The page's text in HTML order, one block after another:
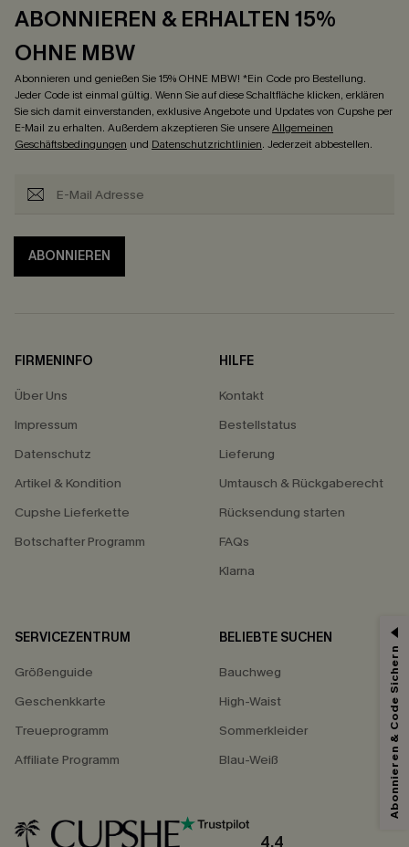
ABONNIEREN & ERHALTEN 15%
OHNE MBW
Abonnieren und genießen Sie 15% OHNE MBW! *Ein Code pro Bestellung.
Jeder Code ist einmal gültig. Wenn Sie auf diese Schaltfläche klicken, erklären
Sie sich damit einverstanden, exklusive Angebote und Updates von Cupshe per
E-Mail zu erhalten. Außerdem akzeptieren Sie unsereAllgemeinen
Geschäftsbedingungen und Datenschutzrichtlinien. Jederzeit abbestellen.
ABONNIEREN
FIRMENINFO
Über Uns
Impressum
Datenschutz
Artikel & Kondition
Cupshe Lieferkette
Botschafter Programm
HILFE
Kontakt
Bestellstatus
Lieferung
Umtausch & Rückgaberecht
Rücksendung starten
FAQs
Klarna
SERVICEZENTRUM
Größenguide
Geschenkkarte
Treueprogramm
Affiliate Programm
BELIEBTE SUCHEN
Bauchweg
High-Waist
Sommerkleider
Blau-Weiß
15% ERHALTEN
15% ohne MBW für E-Mail-Abonnenten.
Sie akzeptieren außerdem unsere Allgemeinen Geschäftsbedingungen
undDatenschutzbestimmungen . Sie können sich jederzeit abmelden.
Abonnieren & Code Sichern